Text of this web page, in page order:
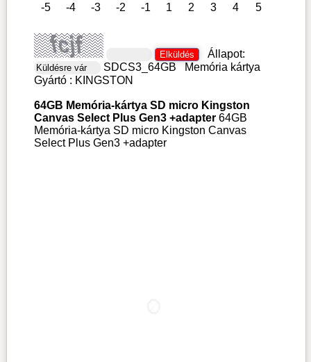
-5 -4 -3 -2 -1 1 2 3 4 5
Állapot:
SDCS3_64GB
Memória kártya
Gyártó : KINGSTON
64GB Memória-kártya SD micro Kingston
Canvas Select Plus Gen3 +adapter64GB
Memória-kártya SD micro Kingston Canvas
Select Plus Gen3 +adapter